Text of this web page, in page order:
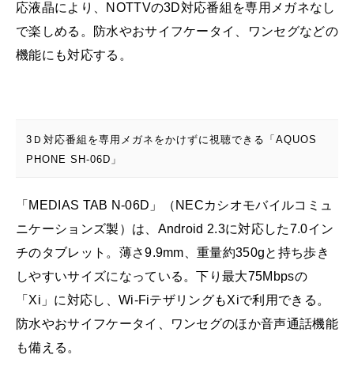
応液晶により、NOTTVの3D対応番組を専用メガネなし
で楽しめる。防水やおサイフケータイ、ワンセグなどの
機能にも対応する。
3Ｄ対応番組を専用メガネをかけずに視聴できる「AQUOS
PHONE SH-06D」
「MEDIAS TAB N-06D」（NECカシオモバイルコミュ
ニケーションズ製）は、Android 2.3に対応した7.0イン
チのタブレット。薄さ9.9mm、重量約350gと持ち歩き
しやすいサイズになっている。下り最大75Mbpsの
「Xi」に対応し、Wi-FiテザリングもXiで利用できる。
防水やおサイフケータイ、ワンセグのほか音声通話機能
も備える。